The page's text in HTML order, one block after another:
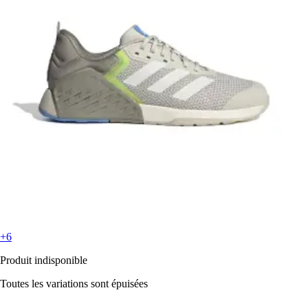
+6
Produit indisponible
Toutes les variations sont épuisées